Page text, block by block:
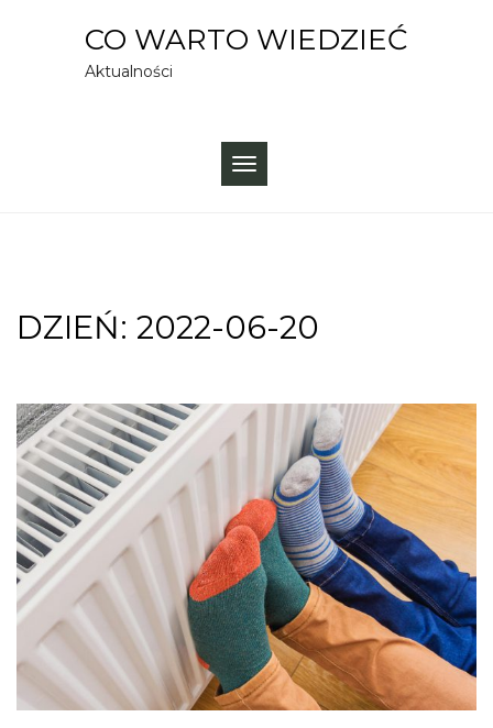
CO WARTO WIEDZIEĆ
Aktualności
TOGGLE
DZIEŃ: 2022-06-20